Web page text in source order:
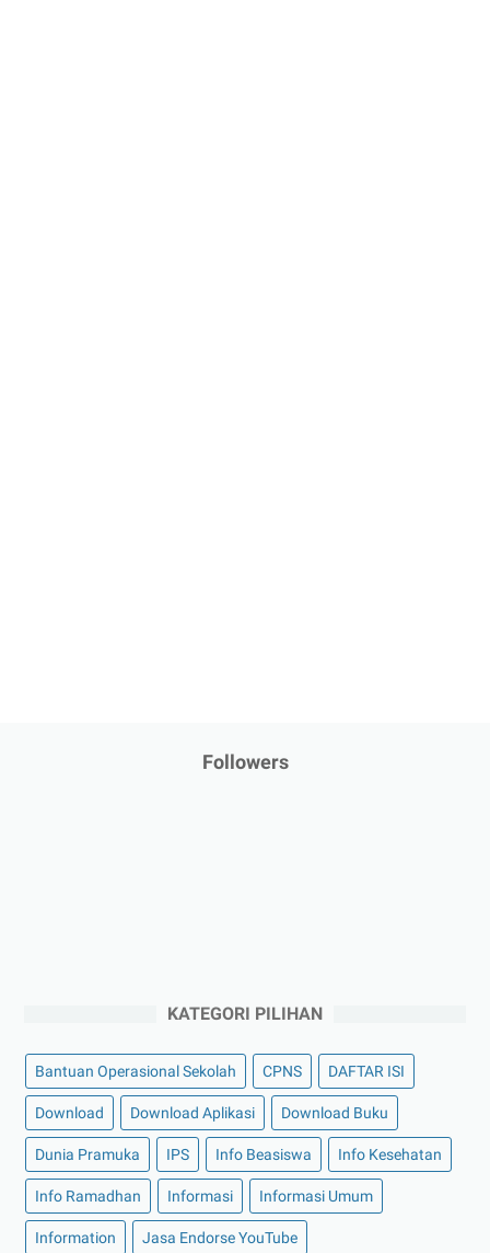
Followers
KATEGORI PILIHAN
Bantuan Operasional Sekolah CPNS DAFTAR ISI
Download Download Aplikasi Download Buku
Dunia Pramuka IPS Info Beasiswa Info Kesehatan
Info Ramadhan Informasi Informasi Umum
Information Jasa Endorse YouTube